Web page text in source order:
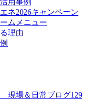
現場＆日常ブログ129